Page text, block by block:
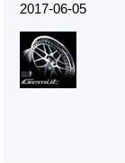
2017-06-05